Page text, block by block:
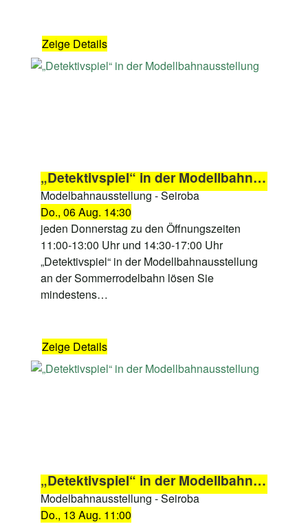
Zeige Details
„Detektivspiel“ in der Modellbahnausstellung
Modelbahnausstellung - Seiroba
Do., 06 Aug. 14:30
jeden Donnerstag zu den Öffnungszeiten
11:00-13:00 Uhr und 14:30-17:00 Uhr
„Detektivspiel“ in der Modellbahnausstellung
an der Sommerrodelbahn lösen Sie
mindestens…
Zeige Details
„Detektivspiel“ in der Modellbahnausstellung
Modelbahnausstellung - Seiroba
Do., 13 Aug. 11:00